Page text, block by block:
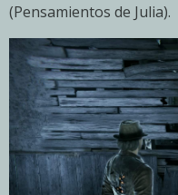
(Pensamientos de Julia).